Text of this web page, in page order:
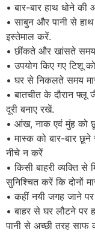
• बार-बार हाथ धोने
• साबुन और पानी से
इस्तेमाल करें.
• छींकते और खांसते
• उपयोग किए गए टिशू
• घर से निकलते समय
• बातचीत के दौरान
दूरी बनाए रखें.
• आंख, नाक एवं मुंह को
• मास्क को बार-बार
नीचे न करें
• किसी बाहरी व्यक्ति
सुनिश्चित करें कि दोनों
• कहीं नयी जगह जाने
• बाहर से घर लौटने पर
पानी से अच्छी तरह साफ